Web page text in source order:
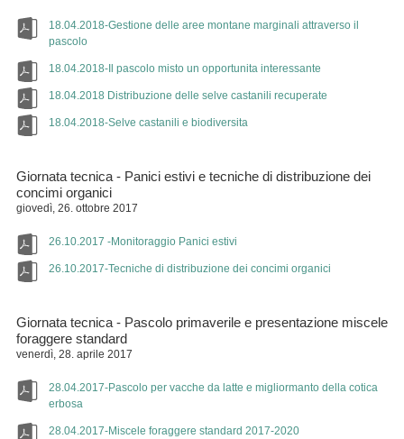
18.04.2018-Gestione delle aree montane marginali attraverso il
pascolo
18.04.2018-Il pascolo misto un opportunita interessante
18.04.2018 Distribuzione delle selve castanili recuperate
18.04.2018-Selve castanili e biodiversita
Giornata tecnica - Panici estivi e tecniche di distribuzione dei
concimi organici
giovedì, 26. ottobre 2017
26.10.2017 -Monitoraggio Panici estivi
26.10.2017-Tecniche di distribuzione dei concimi organici
Giornata tecnica - Pascolo primaverile e presentazione miscele
foraggere standard
venerdì, 28. aprile 2017
28.04.2017-Pascolo per vacche da latte e migliormanto della cotica
erbosa
28.04.2017-Miscele foraggere standard 2017-2020